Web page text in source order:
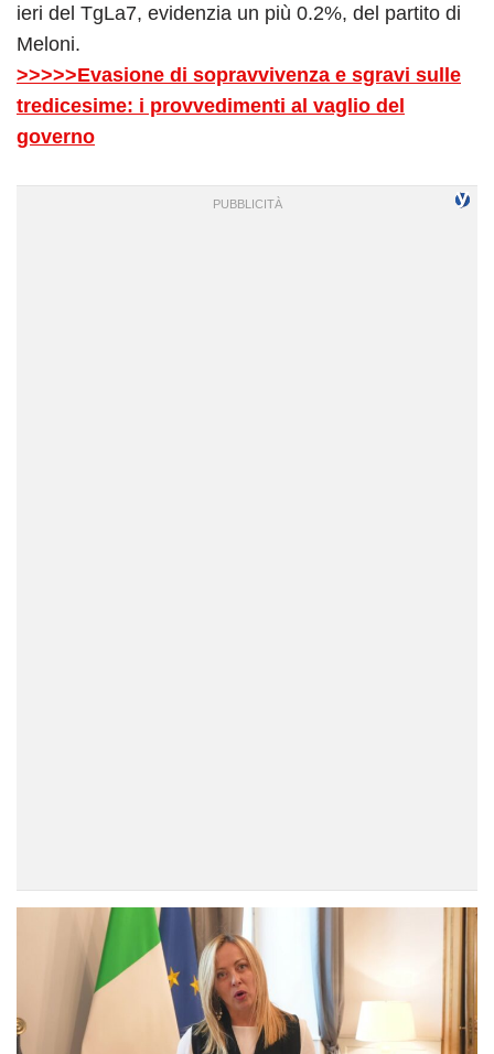
ieri del TgLa7, evidenzia un più 0.2%, del partito di
Meloni.
>>>>>Evasione di sopravvivenza e sgravi sulle
tredicesime: i provvedimenti al vaglio del
governo